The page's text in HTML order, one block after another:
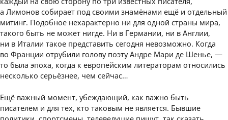
а Лимонов собирает под своими знамёнами ещё и отдельный
митинг. Подобное нехарактерно ни для одной страны мира,
такого быть не может нигде. Ни в Германии, ни в Англии,
ни в Италии такое представить сегодня невозможно. Когда
во Франции отрубили голову поэту Андре Мари де Шенье, —
то была эпоха, когда к европейским литераторам относились
несколько серьёзнее, чем сейчас…
Ещё важный момент, убеждающий, как важно быть
писателем и для тех, кто таковым не является. Бывшие